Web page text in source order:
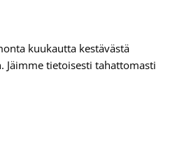
kuukautta kestävästä
Jäimme tietoisesti tahattomasti